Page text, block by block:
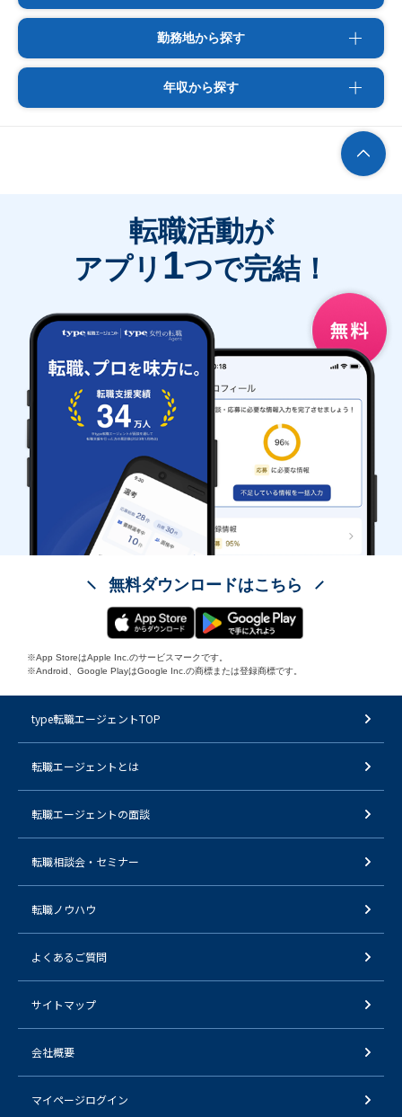
勤務地から探す
年収から探す
転職活動が
アプリ 1つで完結！
無料ダウンロードはこちら
※App StoreはApple Inc.のサービスマークです。
※Android、Google PlayはGoogle Inc.の商標または登録商標です。
type転職エージェントTOP
転職エージェントとは
転職エージェントの面談
転職相談会・セミナー
転職ノウハウ
よくあるご質問
サイトマップ
会社概要
マイページログイン